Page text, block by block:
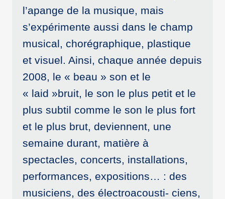
l’apange de la musique, mais
s’expérimente aussi dans le champ
musical, chorégraphique, plastique
et visuel. Ainsi, chaque année depuis
2008, le « beau » son et le
« laid »bruit, le son le plus petit et le
plus subtil comme le son le plus fort
et le plus brut, deviennent, une
semaine durant, matière à
spectacles, concerts, installations,
performances, expositions… : des
musiciens, des électroacousti- ciens,